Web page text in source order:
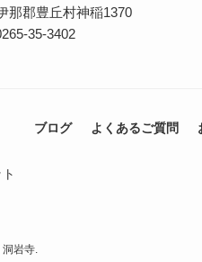
那郡豊丘村神稲1370
35-3402
ブログ よくあるご質問
岩寺.